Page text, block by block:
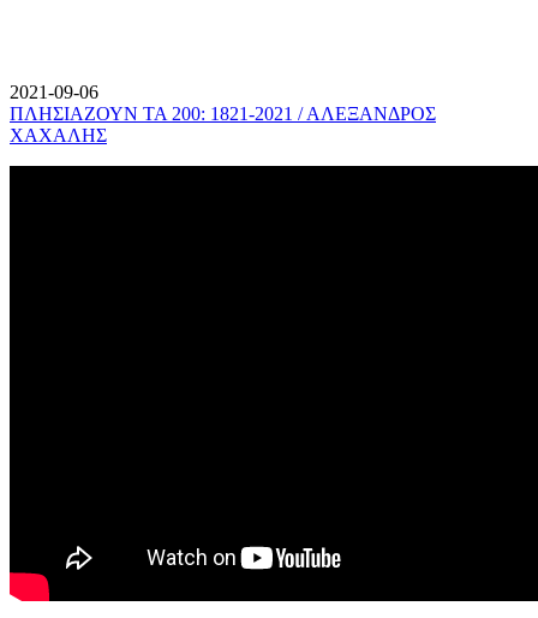
2021-09-06
ΠΛΗΣΙΑΖΟΥΝ ΤΑ 200: 1821-2021 / ΑΛΕΞΑΝΔΡΟΣ
ΧΑΧΑΛΗΣ